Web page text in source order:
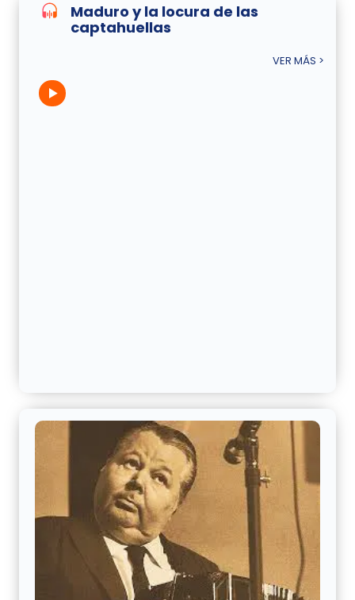
Maduro y la locura de las
captahuellas
VER MÁS >